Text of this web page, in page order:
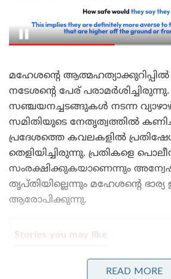
മഹേശന്റെ ആത്മഹത്യാക്കുറിപ്പിൽ
നടേശന്റെ പേര്
സഞ്ചയനച്ചടങ്ങുകൾ നടന്ന
സമിതിയുടെ നേതൃത്വത്തിൽ
പ്രദേശത്തെ കവലകളിൽ
തെളിയിച്ചിരുന്നു. പ്രതികളെ
സംരക്ഷിക്കുകയാണെന്നും
തൃപ്തിയില്ലെന്നും മഹേശന്റെ ഭാര്യ
ആരോപിക്കുന്നു.
Stories you may like
‘യു.ഡി.എഫ് സർക്കാരിന്റേത്
പ്രീണനം’ ; വന്ദേമാതരം സർക്കുലർ
READ MORE